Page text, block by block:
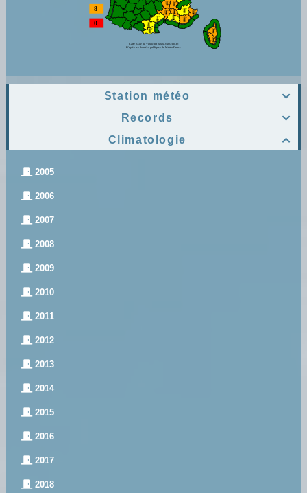

Station météo

Records

Climatologie
2005
2006
2007
2008
2009
2010
2011
2012
2013
2014
2015
2016
2017
2018